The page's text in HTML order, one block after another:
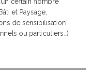
certain nombre
et Paysage,
de sensibilisation
ou particuliers…)